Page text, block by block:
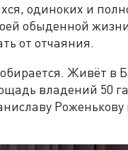
одиноких и
обыденной
от отчаяния.
Живёт в
владений 50
Роженькову